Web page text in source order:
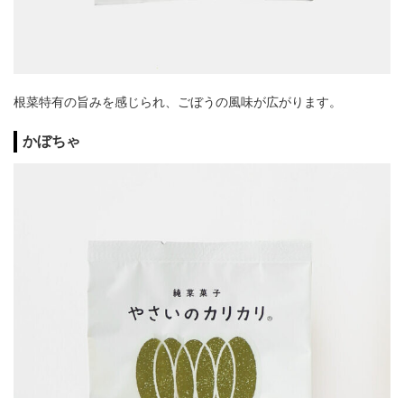
根菜特有の旨みを感じられ、ごぼうの風味が広がります。
かぼちゃ